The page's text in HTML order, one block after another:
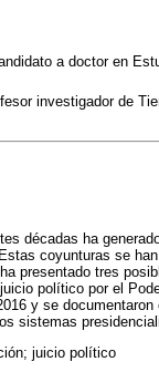
a doctor en
investigador de
décadas ha
coyunturas se
presentado tres
político por el
y se
sistemas
juicio político